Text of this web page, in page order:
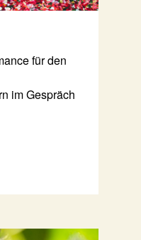
für den
im Gespräch